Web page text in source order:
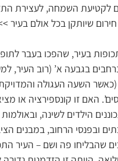
לקטיעת השמחה, לעצירת
שיותקן בכל אולם בעיר
בעיר, שהפכו בעבר
בגבעה א’ (רוב העיר,
10:00 בדיוק (כאשר השעה
האם זו קונספירציה או
הילדים לשינה,
ובפנסי הרחוב, במבנים
שהבליחו פה ושם – העיר